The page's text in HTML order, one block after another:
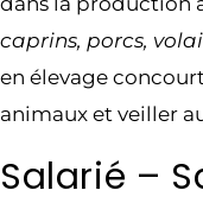
caprins, porcs,
en élevage
animaux et veiller
Salarié –